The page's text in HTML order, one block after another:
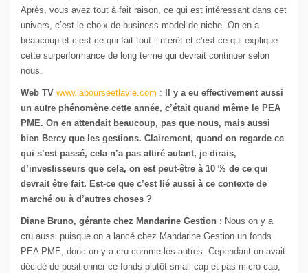
Après, vous avez tout à fait raison, ce qui est intéressant dans cet
univers, c’est le choix de business model de niche. On en a
beaucoup et c’est ce qui fait tout l’intérêt et c’est ce qui explique
cette surperformance de long terme qui devrait continuer selon
nous.
Web TV www.labourseetlavie.com :
Il y a eu effectivement aussi
un autre phénomène cette année, c’était quand même le PEA
PME. On en attendait beaucoup, pas que nous, mais aussi
bien Bercy que les gestions. Clairement, quand on regarde ce
qui s’est passé, cela n’a pas attiré autant, je dirais,
d’investisseurs que cela, on est peut-être à 10 % de ce qui
devrait être fait. Est-ce que c’est lié aussi à ce contexte de
marché ou à d’autres choses ?
Diane Bruno, gérante chez Mandarine Gestion : Nous on y a
cru aussi puisque on a lancé chez Mandarine Gestion un fonds
PEA PME, donc on y a cru comme les autres. Cependant on avait
décidé de positionner ce fonds plutôt small cap et pas micro cap,